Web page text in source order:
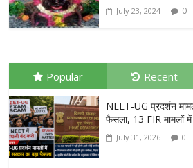
July 23, 2024 0
Popular Recent
NEET-UG प्रदर्शन
फैसला, 13 FIR मामलों में
July 31, 2026 0